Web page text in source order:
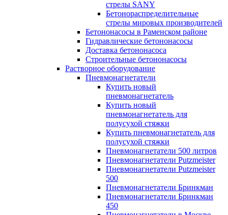
стрелы SANY
Бетонораспределительные
стрелы мировых производителей
Бетононасосы в Раменском районе
Гидравлические бетононасосы
Доставка бетононасоса
Строительные бетононасосы
Растворное оборудование
Пневмонагнетатели
Купить новый
пневмонагнетатель
Купить новый
пневмонагнетатель для
полусухой стяжки
Купить пневмонагнетатель для
полусухой стяжки
Пневмонагнетатели 500 литров
Пневмонагнетатели Putzmeister
Пневмонагнетатели Putzmeister
500
Пневмонагнетатели Бринкман
Пневмонагнетатели Бринкман
450